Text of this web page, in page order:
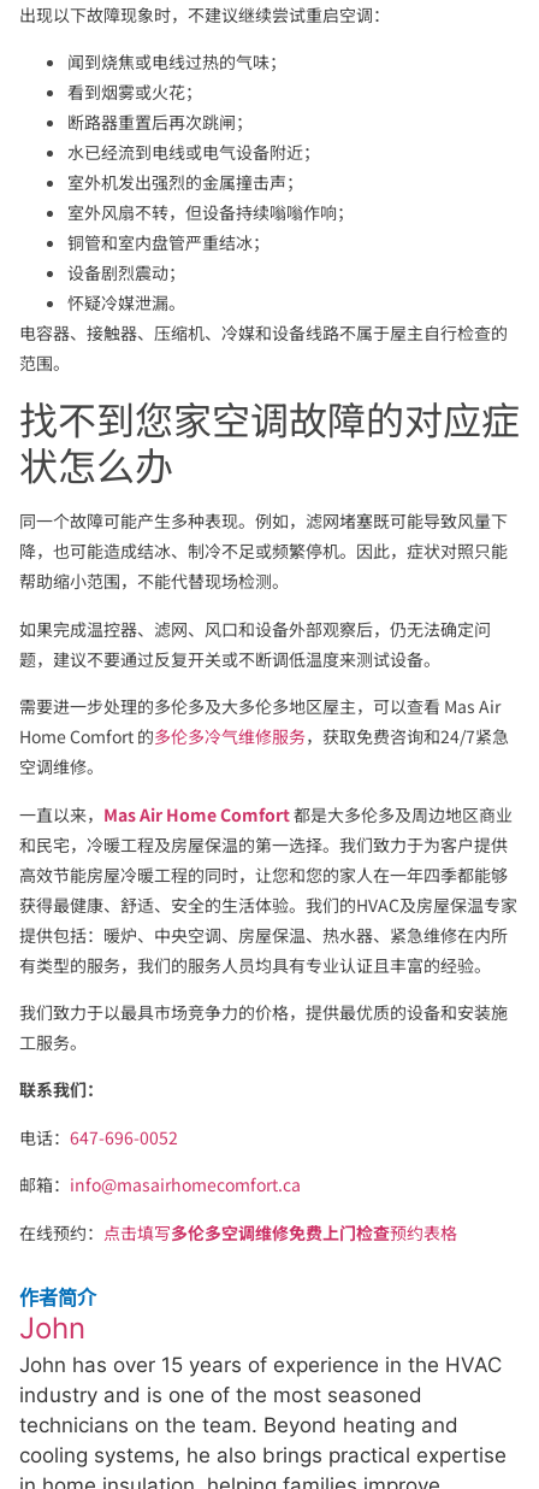
出现以下故障现象时，不建议继续尝试重启空调：
闻到烧焦或电线过热的气味；
看到烟雾或火花；
断路器重置后再次跳闸；
水已经流到电线或电气设备附近；
室外机发出强烈的金属撞击声；
室外风扇不转，但设备持续嗡嗡作响；
铜管和室内盘管严重结冰；
设备剧烈震动；
怀疑冷媒泄漏。
电容器、接触器、压缩机、冷媒和设备线路不属于屋主自行检查的
范围。
找不到您家空调故障的对应症
状怎么办
同一个故障可能产生多种表现。例如，滤网堵塞既可能导致风量下
降，也可能造成结冰、制冷不足或频繁停机。因此，症状对照只能
帮助缩小范围，不能代替现场检测。
如果完成温控器、滤网、风口和设备外部观察后，仍无法确定问
题，建议不要通过反复开关或不断调低温度来测试设备。
需要进一步处理的多伦多及大多伦多地区屋主，可以查看 Mas Air
Home Comfort 的多伦多冷气维修服务，获取免费咨询和24/7紧急
空调维修。
一直以来， Mas Air Home Comfort都是大多伦多及周边地区商业
和民宅，冷暖工程及房屋保温的第一选择。我们致力于为客户提供
高效节能房屋冷暖工程的同时，让您和您的家人在一年四季都能够
获得最健康、舒适、安全的生活体验。我们的HVAC及房屋保温专家
提供包括：暖炉、中央空调、房屋保温、热水器、紧急维修在内所
有类型的服务，我们的服务人员均具有专业认证且丰富的经验。
我们致力于以最具市场竞争力的价格，提供最优质的设备和安装施
工服务。
联系我们：
电话： 647-696-0052
邮箱： info@masairhomecomfort.ca
在线预约： 点击填写多伦多空调维修免费上门检查预约表格
作者简介
John
John has over 15 years of experience in the HVAC
industry and is one of the most seasoned
technicians on the team. Beyond heating and
cooling systems, he also brings practical expertise